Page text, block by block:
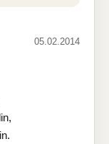
05.02.2014